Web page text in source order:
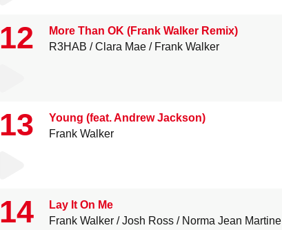
12
More Than OK (Frank Walker Remix)
R3HAB
Clara Mae Frank Walker
13
Young (feat. Andrew Jackson)
Frank Walker
14
Lay It On Me
Frank Walker
Josh Ross Norma Jean Martine